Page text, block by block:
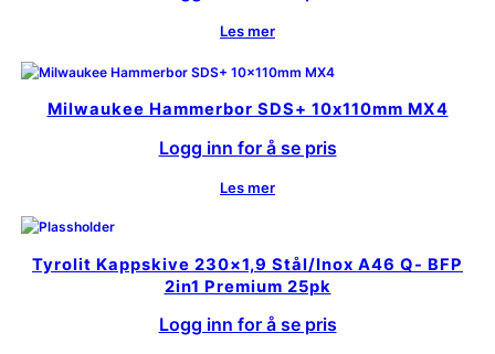
Les mer
Milwaukee Hammerbor SDS+ 10x110mm MX4
Logg inn for å se pris
Les mer
Tyrolit Kappskive 230×1,9 Stål/Inox A46 Q- BFP
2in1 Premium 25pk
Logg inn for å se pris